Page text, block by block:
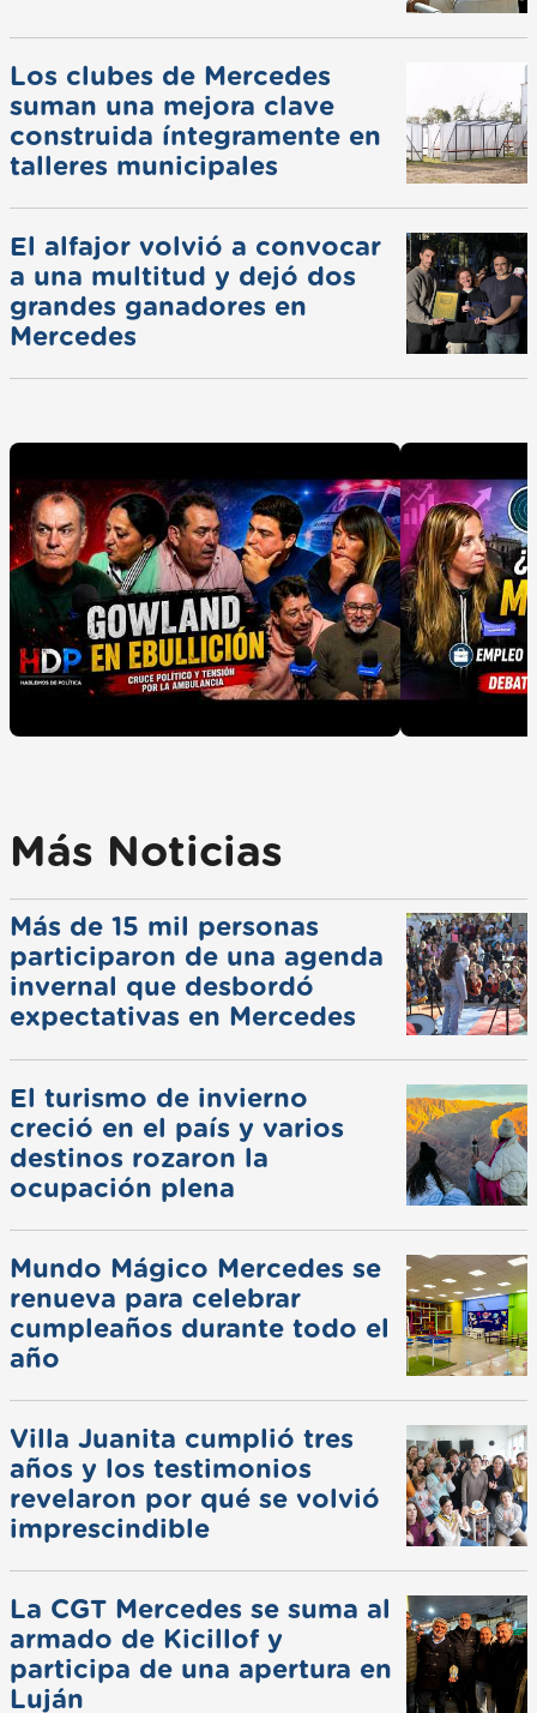
Los clubes de Mercedes
suman una mejora clave
construida íntegramente en
talleres municipales
El alfajor volvió a convocar
a una multitud y dejó dos
grandes ganadores en
Mercedes
Más Noticias
Más de 15 mil personas
participaron de una agenda
invernal que desbordó
expectativas en Mercedes
El turismo de invierno
creció en el país y varios
destinos rozaron la
ocupación plena
Mundo Mágico Mercedes se
renueva para celebrar
cumpleaños durante todo el
año
Villa Juanita cumplió tres
años y los testimonios
revelaron por qué se volvió
imprescindible
La CGT Mercedes se suma al
armado de Kicillof y
participa de una apertura en
Luján